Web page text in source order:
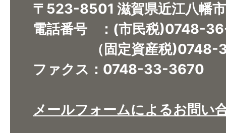
〒523-8501 滋賀県近江八幡
電話番号 ：(市民税)0748-
（固定資産税)0748-
ファクス：0748-33-3670​​​​​​​
メールフォームによるお問い